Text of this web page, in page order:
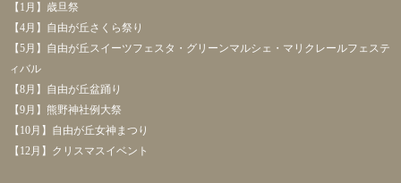
【1月】歳旦祭
【4月】自由が丘さくら祭り
【5月】自由が丘スイーツフェスタ・グリーンマルシェ・マリクレールフェステ
ィバル
【8月】自由が丘盆踊り
【9月】熊野神社例大祭
【10月】自由が丘女神まつり
【12月】クリスマスイベント